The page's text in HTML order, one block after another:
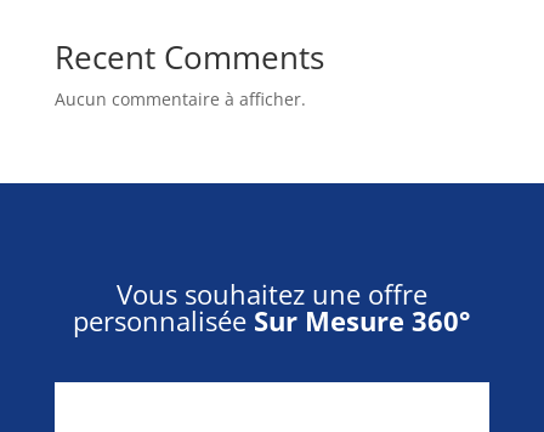
Recent Comments
Aucun commentaire à afficher.
Vous souhaitez une offre
personnalisée Sur Mesure 360°